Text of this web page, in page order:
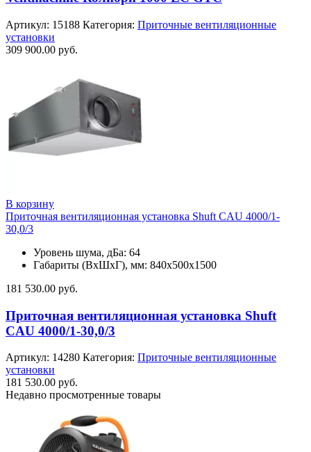
Артикул: 15188 Категория: Приточные вентиляционные
установки
309 900.00 руб.
В корзину
Приточная вентиляционная установка Shuft CAU 4000/1-
30,0/3
Уровень шума, дБа: 64
Габариты (ВхШхГ), мм: 840х500х1500
181 530.00 руб.
Приточная вентиляционная установка Shuft
CAU 4000/1-30,0/3
Артикул: 14280 Категория: Приточные вентиляционные
установки
181 530.00 руб.
Недавно просмотренные товары